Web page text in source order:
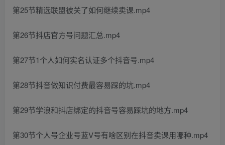
第25节精选联盟被关了如何继续卖课.mp4
第26节抖店官方号问题汇总.mp4
第27节1个人如何实名认证多个抖音号.mp4
第28节抖音做知识付费最容易踩的坑.mp4
第29节学浪和抖店绑定的抖音号容易踩坑的地方.mp4
第30节个人号企业号蓝V号有啥区别在抖音卖课用哪种.mp4